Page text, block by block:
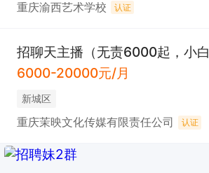
重庆渝西艺术学校 认证
招聊天主播（无责6000起，小白
6000-20000元/月
新城区
重庆茉映文化传媒有限责任公司 认证